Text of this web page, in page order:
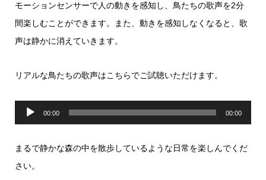
モーションセンサーで人の動きを感知し、鳥たちの歌声を2分
間楽しむことができます。また、動きを感知しなくなると、歌
声は静かに消えていきます。
リアルな鳥たちの歌声はこちらでご試聴いただけます。
声
プ
レ
00:00 00:00
まるで静かな森の中を散歩しているような日常を楽しんでくだ
さい。